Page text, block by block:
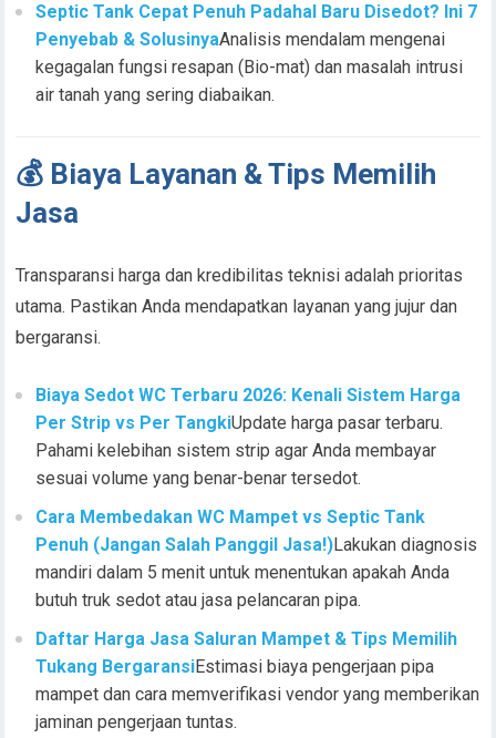
Septic Tank Cepat Penuh Padahal Baru Disedot? Ini 7
Penyebab & SolusinyaAnalisis mendalam mengenai
kegagalan fungsi resapan (Bio-mat) dan masalah intrusi
air tanah yang sering diabaikan.
💰 Biaya Layanan & Tips Memilih
Jasa
Transparansi harga dan kredibilitas teknisi adalah prioritas
utama. Pastikan Anda mendapatkan layanan yang jujur dan
bergaransi.
Biaya Sedot WC Terbaru 2026: Kenali Sistem Harga
Per Strip vs Per TangkiUpdate harga pasar terbaru.
Pahami kelebihan sistem strip agar Anda membayar
sesuai volume yang benar-benar tersedot.
Cara Membedakan WC Mampet vs Septic Tank
Penuh (Jangan Salah Panggil Jasa!)Lakukan diagnosis
mandiri dalam 5 menit untuk menentukan apakah Anda
butuh truk sedot atau jasa pelancaran pipa.
Daftar Harga Jasa Saluran Mampet & Tips Memilih
Tukang BergaransiEstimasi biaya pengerjaan pipa
mampet dan cara memverifikasi vendor yang memberikan
jaminan pengerjaan tuntas.